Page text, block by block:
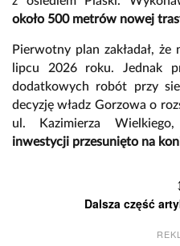
około 500 metrów nowej
Pierwotny plan zakładał,
lipcu 2026 roku. Jednak
dodatkowych robót przy
decyzję władz Gorzowa o
ul. Kazimierza Wielkiego,
inwestycji przesunięto na
Dalsza część